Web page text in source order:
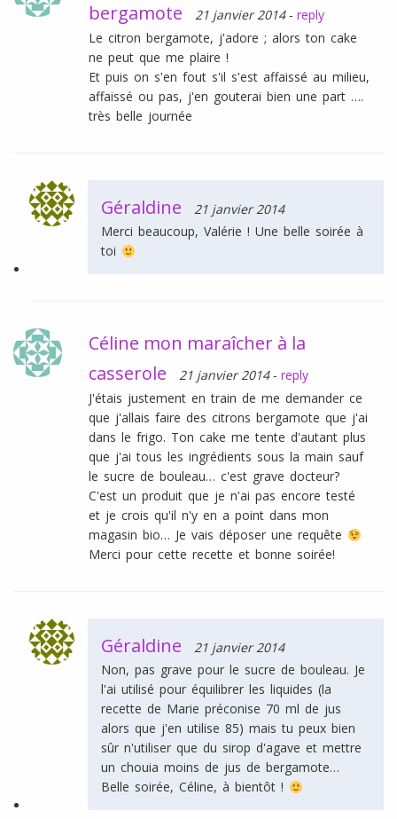
bergamote
21 janvier 2014 - reply
Le citron bergamote, j'adore ; alors ton cake
ne peut que me plaire !
Et puis on s'en fout s'il s'est affaissé au milieu,
affaissé ou pas, j'en gouterai bien une part ….
très belle journée
Géraldine
21 janvier 2014
Merci beaucoup, Valérie ! Une belle soirée à
toi
Céline mon maraîcher à la
casserole
21 janvier 2014 - reply
J'étais justement en train de me demander ce
que j'allais faire des citrons bergamote que j'ai
dans le frigo. Ton cake me tente d'autant plus
que j'ai tous les ingrédients sous la main sauf
le sucre de bouleau… c'est grave docteur?
C'est un produit que je n'ai pas encore testé
et je crois qu'il n'y en a point dans mon
magasin bio… Je vais déposer une requête
Merci pour cette recette et bonne soirée!
Géraldine
21 janvier 2014
Non, pas grave pour le sucre de bouleau. Je
l'ai utilisé pour équilibrer les liquides (la
recette de Marie préconise 70 ml de jus
alors que j'en utilise 85) mais tu peux bien
sûr n'utiliser que du sirop d'agave et mettre
un chouia moins de jus de bergamote…
Belle soirée, Céline, à bientôt !